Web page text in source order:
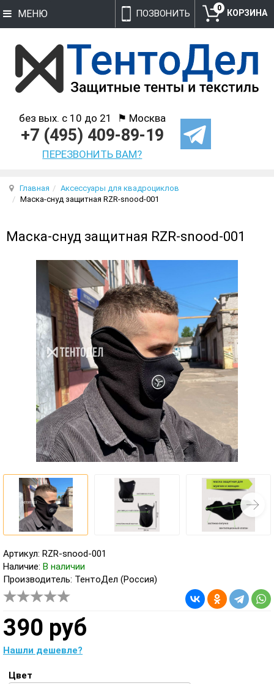
ПОЗВОНИТЬ
без вых. с 10 до 21 ⚑ Москва
+7 (495) 409-89-19
ПЕРЕЗВОНИТЬ ВАМ?
0
МЕНЮ
Главная
Аксессуары для квадроциклов
Маска-снуд защитная RZR-snood-001
Маска-снуд защитная RZR-snood-001
Артикул: RZR-snood-001
Наличие: В наличии
Производитель: ТентоДел (Россия)
390 руб
Нашли дешевле?
Цвет